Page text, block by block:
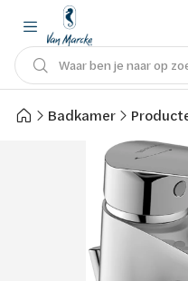
Waar ben je naar op
Badkamer